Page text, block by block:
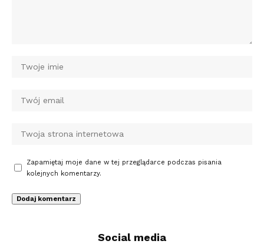
Zapamiętaj moje dane w tej przeglądarce podczas pisania
kolejnych komentarzy.
Social media